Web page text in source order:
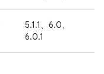
5.1.1、6.0、
6.0.1